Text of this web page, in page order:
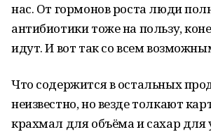
нас. От гормонов роста люди
антибиотики тоже на пользу,
идут. И вот так со всем
Что содержится в остальных
неизвестно, но везде толкают
крахмал для объёма и сахар для